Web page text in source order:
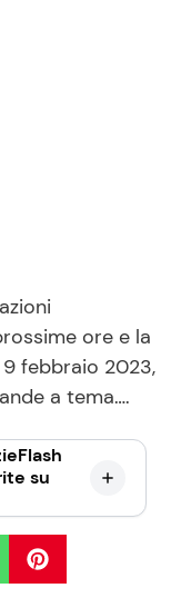
ore e la
febbraio 2023,
a tema….
su